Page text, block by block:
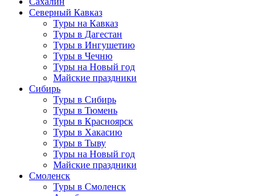
Северный Кавказ
Туры на Кавказ
Туры в Дагестан
Туры в Ингушетию
Туры в Чечню
Туры на Новый год
Майские праздники
Сибирь
Туры в Сибирь
Туры в Тюмень
Туры в Красноярск
Туры в Хакасию
Туры в Тыву
Туры на Новый год
Майские праздники
Смоленск
Туры в Смоленск